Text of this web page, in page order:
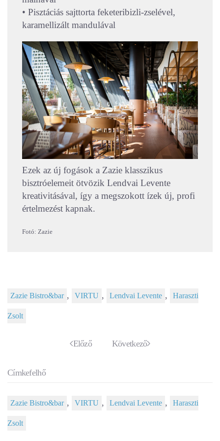
• Pisztáciás sajttorta feketeribizli-zselével,
karamellizált mandulával
Ezek az új fogások a Zazie klasszikus
bisztróelemeit ötvözik Lendvai Levente
kreativitásával, így a megszokott ízek új, profi
értelmezést kapnak.
Fotó: Zazie
Zazie Bistro&bar , VIRTU , Lendvai Levente , Haraszti
Zsolt
Előző Következő
Címkefelhő
Zazie Bistro&bar , VIRTU , Lendvai Levente , Haraszti
Zsolt